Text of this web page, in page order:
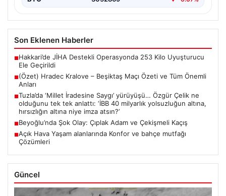
Son Eklenen Haberler
■Hakkari’de JİHA Destekli Operasyonda 253 Kilo Uyuşturucu
Ele Geçirildi
■(Özet) Hradec Kralove – Beşiktaş Maçı Özeti ve Tüm Önemli
Anları
■Tuzla’da ‘Millet İradesine Saygı’ yürüyüşü… Özgür Çelik ne
olduğunu tek tek anlattı: ‘İBB 40 milyarlık yolsuzluğun altına,
hırsızlığın altına niye imza atsın?’
■Beyoğlu’nda Şok Olay: Çıplak Adam ve Çekişmeli Kaçış
■Açık Hava Yaşam alanlarında Konfor ve bahçe mutfağı
Çözümleri
Güncel